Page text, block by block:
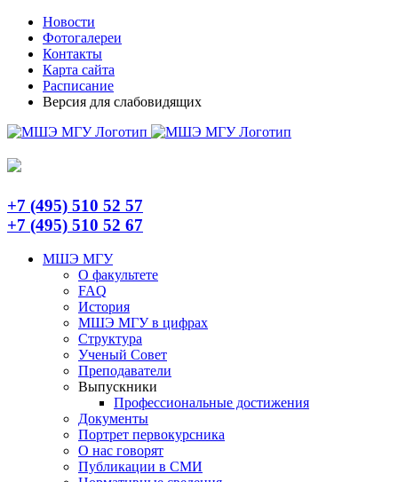
Skip
content
TelegramНовости
Фотогалереи
Контакты
Карта сайта
Расписание
Версия для слабовидящих
+7 (495) 510 52 57
+7 (495) 510 52 67
МШЭ МГУ
О факультете
FAQ
История
МШЭ МГУ в цифрах
Структура
Ученый Совет
Преподаватели
Выпускники
Профессиональные достижения
Документы
Портрет первокурсника
О нас говорят
Публикации в СМИ